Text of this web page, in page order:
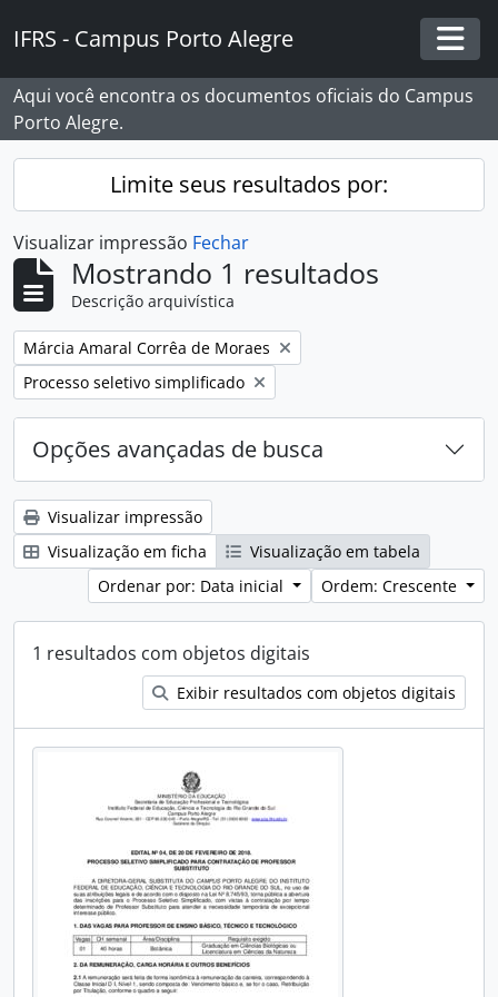
IFRS - Campus Porto Alegre
Aqui você encontra os documentos oficiais do Campus
Porto Alegre.
Limite seus resultados por:
Visualizar impressão Fechar
Mostrando 1 resultados
Descrição arquivística
Remover filtro:
Márcia Amaral Corrêa de Moraes
Remover filtro:
Processo seletivo simplificado
Opções avançadas de busca
Visualizar impressão
Visualização em ficha
Visualização em tabela
Ordenar por: Data inicial
Ordem: Crescente
1 resultados com objetos digitais
Exibir resultados com objetos digitais